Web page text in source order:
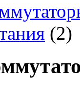
(2)